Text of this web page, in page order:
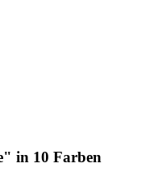
in 10 Farben